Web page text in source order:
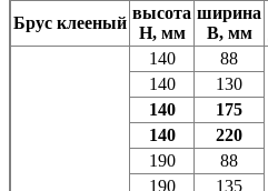
Брус клееный
высота
H, мм
ширина
B, мм
140
88
140
130
140
175
140
220
190
88
190
135